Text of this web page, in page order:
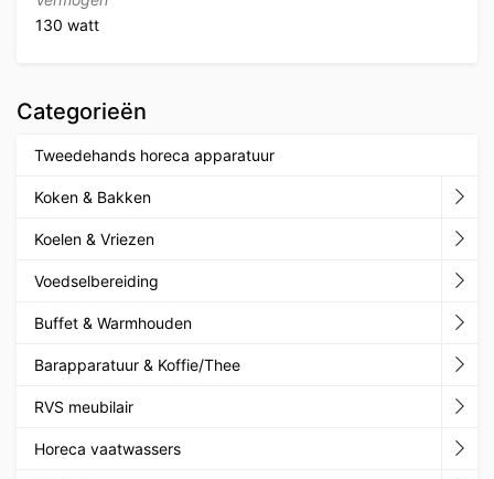
130 watt
Categorieën
Tweedehands horeca apparatuur
Koken & Bakken
Koelen & Vriezen
Voedselbereiding
Buffet & Warmhouden
Barapparatuur & Koffie/Thee
RVS meubilair
Horeca vaatwassers